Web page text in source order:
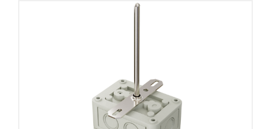
Nhà phân phối cảm biến
Nhà sản xuất thiết bị điều khiển
Sản phẩm